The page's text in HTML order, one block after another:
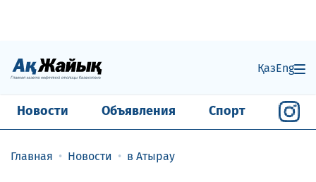
ҚазEng
Новости Объявления Спорт
Главная Новости в Атырау